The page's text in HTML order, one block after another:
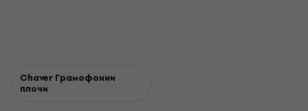
Chaver Грамофонни
плочи